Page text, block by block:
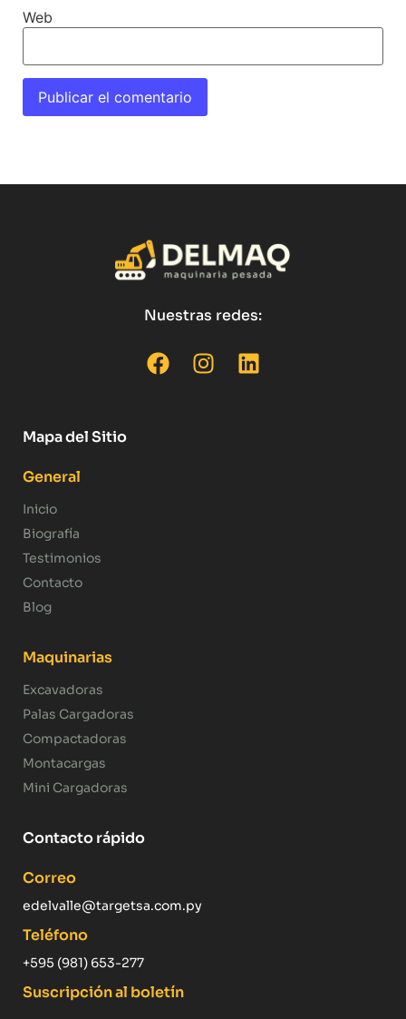
Web
Nuestras redes:
Mapa del Sitio
General
Inicio
Biografía
Testimonios
Contacto
Blog
Maquinarias
Excavadoras
Palas Cargadoras
Compactadoras
Montacargas
Mini Cargadoras
Contacto rápido
Correo
edelvalle@targetsa.com.py
Teléfono
+595 (981) 653-277
Suscripción al boletín